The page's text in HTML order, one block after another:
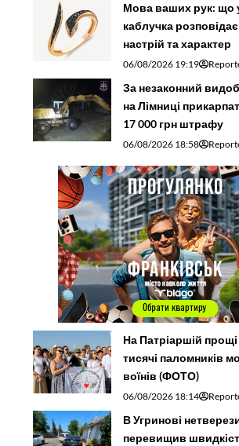
Мова ваших рук: що
каблучка
настрій та характер
06/08/2026 19:19
За незаконний
на Лімниці
17 000 грн штрафу
06/08/2026 18:58
На Патріаршій прощі
тисячі паломників
воїнів (ФОТО)
06/08/2026 18:14
В Угринові
перевищив